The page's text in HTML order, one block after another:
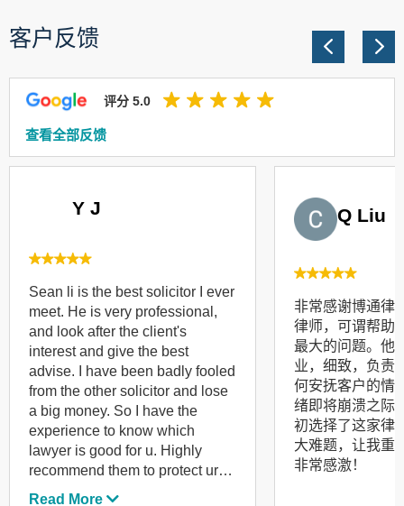
客户反馈
评分 5.0
查看全部反馈
Y J
Sean li is the best solicitor I ever
meet. He is very professional,
and look after the client's
interest and give the best
advise. I have been badly fooled
from the other solicitor and lose
a big money. So I have the
experience to know which
lawyer is good for u. Highly
recommend them to protect ur
right!
Read More
Q Liu
非常感谢博通律
律师，可谓帮助
最大的问题。他
业，细致，负责
何安抚客户的情
绪即将崩溃之际
初选择了这家律
大难题，让我重
非常感激！